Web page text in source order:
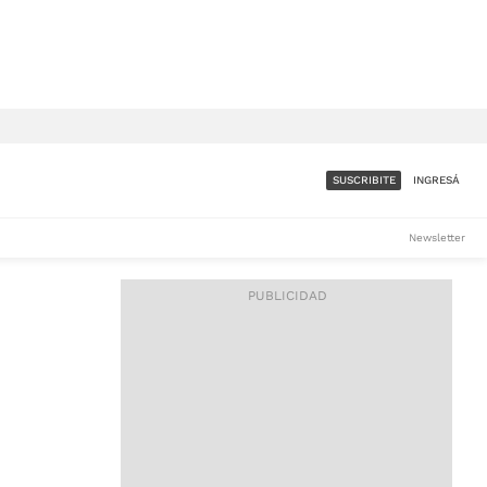
ACCESO FULL - $1.800/MES
SUSCRIBITE INGRESÁ
Newsletter